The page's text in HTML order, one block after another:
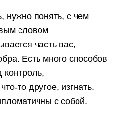
нужно понять, с чем
словом
часть вас,
Есть много способов
контроль,
то другое, изгнать.
с собой.